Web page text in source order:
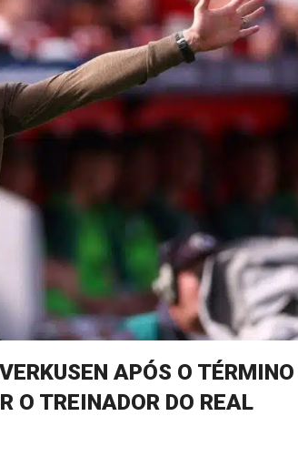
APÓS O TÉRMINO
O TREINADOR DO REAL